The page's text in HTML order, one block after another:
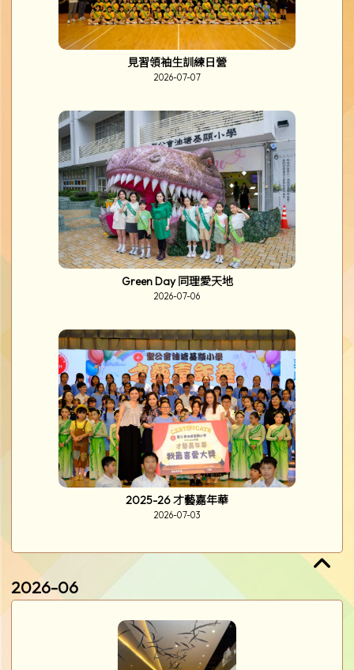
見習領袖生訓練日營
2026-07-07
Green Day 同理愛天地
2026-07-06
2025-26 才藝嘉年華
2026-07-03
2026-06